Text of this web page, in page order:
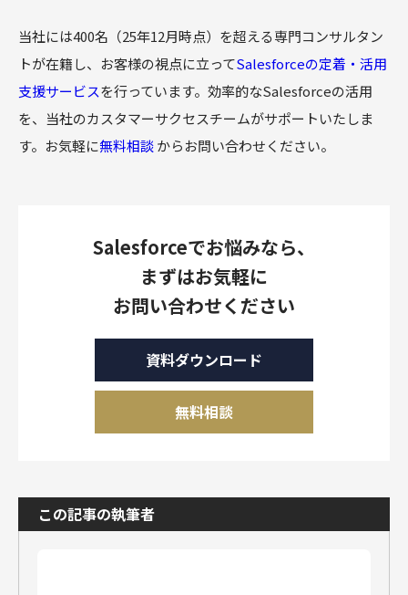
当社には400名（25年12月時点）を超える専門コンサルタン
トが在籍し、お客様の視点に立ってSalesforceの定着・活用
支援サービスを行っています。効率的なSalesforceの活用
を、当社のカスタマーサクセスチームがサポートいたしま
す。お気軽に無料相談からお問い合わせください。
Salesforceでお悩みなら、
まずはお気軽に
お問い合わせください
資料ダウンロード
無料相談
この記事の執筆者